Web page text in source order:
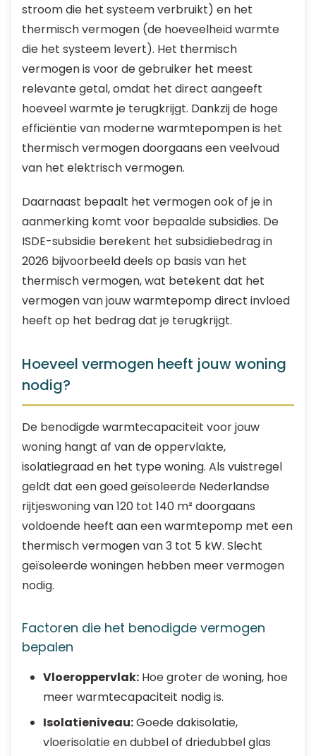
stroom die het systeem verbruikt) en het
thermisch vermogen (de hoeveelheid warmte
die het systeem levert). Het thermisch
vermogen is voor de gebruiker het meest
relevante getal, omdat het direct aangeeft
hoeveel warmte je terugkrijgt. Dankzij de hoge
efficiëntie van moderne warmtepompen is het
thermisch vermogen doorgaans een veelvoud
van het elektrisch vermogen.
Daarnaast bepaalt het vermogen ook of je in
aanmerking komt voor bepaalde subsidies. De
ISDE-subsidie berekent het subsidiebedrag in
2026 bijvoorbeeld deels op basis van het
thermisch vermogen, wat betekent dat het
vermogen van jouw warmtepomp direct invloed
heeft op het bedrag dat je terugkrijgt.
Hoeveel vermogen heeft jouw woning
nodig?
De benodigde warmtecapaciteit voor jouw
woning hangt af van de oppervlakte,
isolatiegraad en het type woning. Als vuistregel
geldt dat een goed geïsoleerde Nederlandse
rijtjeswoning van 120 tot 140 m² doorgaans
voldoende heeft aan een warmtepomp met een
thermisch vermogen van 3 tot 5 kW. Slecht
geïsoleerde woningen hebben meer vermogen
nodig.
Factoren die het benodigde vermogen
bepalen
Vloeroppervlak: Hoe groter de woning, hoe
meer warmtecapaciteit nodig is.
Isolatieniveau:Goede dakisolatie,
vloerisolatie en dubbel of driedubbel glas